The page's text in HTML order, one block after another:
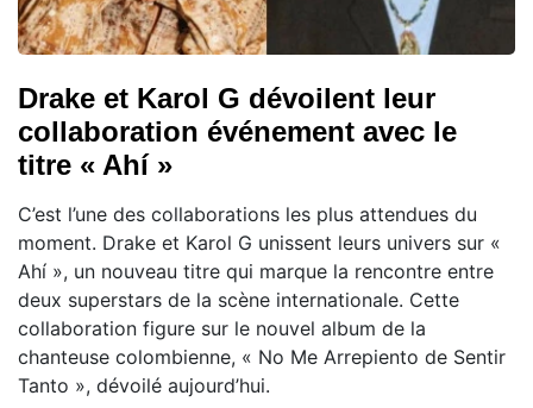
Drake et Karol G dévoilent leur
collaboration événement avec le
titre « Ahí »
C’est l’une des collaborations les plus attendues du
moment. Drake et Karol G unissent leurs univers sur «
Ahí », un nouveau titre qui marque la rencontre entre
deux superstars de la scène internationale. Cette
collaboration figure sur le nouvel album de la
chanteuse colombienne, « No Me Arrepiento de Sentir
Tanto », dévoilé aujourd’hui.